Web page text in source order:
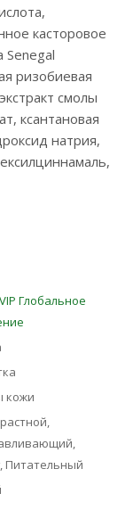
касторовое
Senegal
ризобиевая
смолы
ксантановая
натрия,
Глобальное
кожи
Питательный